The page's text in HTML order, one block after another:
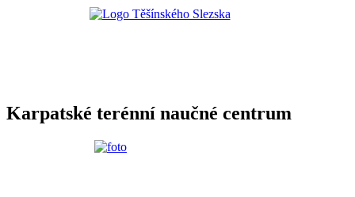
Karpatské terénní naučné centrum